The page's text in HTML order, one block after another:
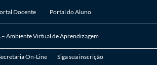
Docente Portal do Aluno
– Ambiente Virtual de Aprendizagem
On-Line Siga sua inscrição